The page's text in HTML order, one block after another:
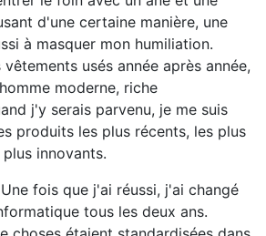
d'une certaine manière, une
à masquer mon humiliation.
usés année après année,
moderne, riche
j'y serais parvenu, je me suis
produits les plus récents, les plus
innovants.
fois que j'ai réussi, j'ai changé
tous les deux ans.